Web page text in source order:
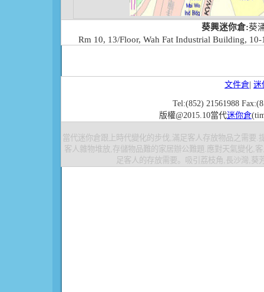
葵興迷你倉:葵
Rm 10, 13/Floor, Wah Fat Industrial Building,
文件倉 迷
Tel:(852) 21561988
版權@2015.10當代迷你倉
當代迷你倉跟上時代變化的步伐,滿足客人存放物品之需要.
客人雜物堆放,存儲物品難的家居辦公難題.應對天氣變化,
足客人的存放需要。吸引荔枝角,長沙灣,葵